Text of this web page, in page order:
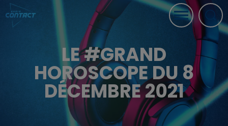
LE #GRAND
HOROSCOPE DU 8
DÉCEMBRE 2021